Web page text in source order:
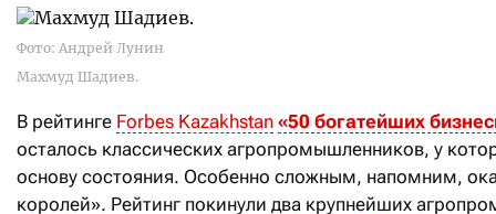
Фото: Андрей Лунин
Махмуд Шадиев.
В рейтинге Forbes Kazakhstan «50 богатейших
осталось классических агропромышленников, у
основу состояния. Особенно сложным, напомним,
королей». Рейтинг покинули два крупнейших